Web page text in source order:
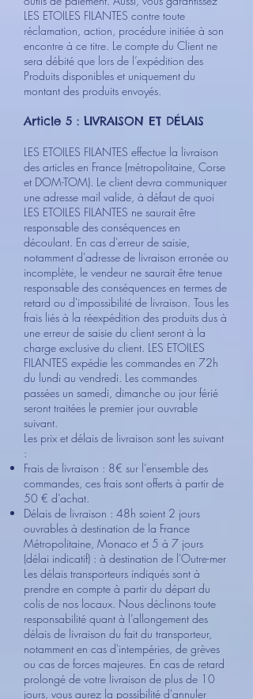
LES ETOILES FILANTES contre toute
réclamation, action, procédure initiée à son
encontre à ce titre. Le compte du Client ne
sera débité que lors de l’expédition des
Produits disponibles et uniquement du
montant des produits envoyés.
Article 5 : LIVRAISON ET DÉLAIS
LES ETOILES FILANTES effectue la livraison
des articles en France (métropolitaine, Corse
et DOM-TOM). Le client devra communiquer
une adresse mail valide, à défaut de quoi
LES ETOILES FILANTES ne saurait être
responsable des conséquences en
découlant. En cas d'erreur de saisie,
notamment d'adresse de livraison erronée ou
incomplète, le vendeur ne saurait être tenue
responsable des conséquences en termes de
retard ou d'impossibilité de livraison. Tous les
frais liés à la réexpédition des produits dus à
une erreur de saisie du client seront à la
charge exclusive du client. LES ETOILES
FILANTES expédie les commandes en 72h
du lundi au vendredi. Les commandes
passées un samedi, dimanche ou jour férié
seront traitées le premier jour ouvrable
suivant.
Les prix et délais de livraison sont les suivant
:
Frais de livraison : 8€ sur l’ensemble des
commandes, ces frais sont offerts à partir de
50 € d’achat.
Délais de livraison : 48h soient 2 jours
ouvrables à destination de la France
Métropolitaine, Monaco et 5 à 7 jours
(délai indicatif) : à destination de l'Outre-mer
Les délais transporteurs indiqués sont à
prendre en compte à partir du départ du
colis de nos locaux. Nous déclinons toute
responsabilité quant à l’allongement des
délais de livraison du fait du transporteur,
notamment en cas d'intempéries, de grèves
ou cas de forces majeures. En cas de retard
prolongé de votre livraison de plus de 10
jours, vous aurez la possibilité d'annuler